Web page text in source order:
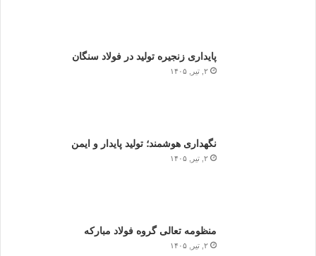
پایداری زنجیره تولید در فولاد سنگان
۲, تیر, ۱۴۰۵
نگهداری هوشمند؛ تولید پایدار و ایمن
۲, تیر, ۱۴۰۵
منظومه تعالی گروه فولاد مبارکه
۲, تیر, ۱۴۰۵